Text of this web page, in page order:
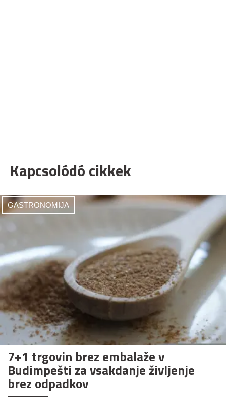
Kapcsolódó cikkek
GASTRONOMIJA
7+1 trgovin brez embalaže v
Budimpešti za vsakdanje življenje
brez odpadkov